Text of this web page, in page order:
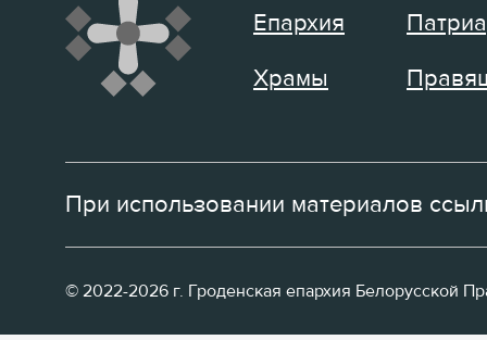
Епархия
Храмы
При использовании материалов
© 2022-2026 г. Гроденская епархия Белорусской